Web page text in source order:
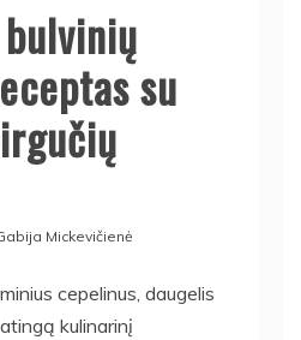
su
Mickevičienė
cepelinus, daugelis
kulinarinį